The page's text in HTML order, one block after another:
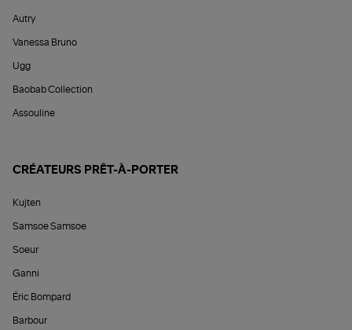
Autry
Vanessa Bruno
Ugg
Baobab Collection
Assouline
CRÉATEURS PRÊT-À-PORTER
Kujten
Samsoe Samsoe
Soeur
Ganni
Éric Bompard
Barbour